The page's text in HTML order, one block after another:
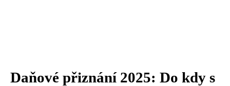
Daňové přiznání 2025: Do kdy s